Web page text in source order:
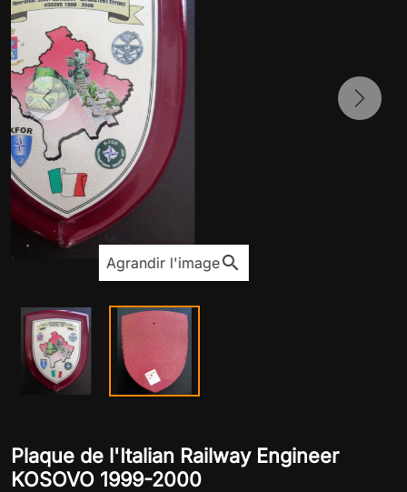
Previous Next
Plaque de l'Italian Railway Engineer
KOSOVO 1999-2000